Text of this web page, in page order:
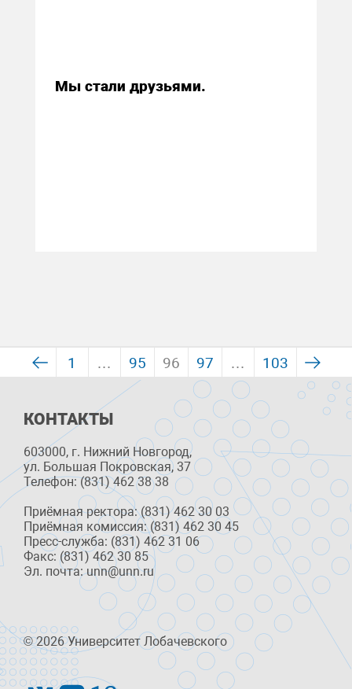
Мы стали друзьями.
1 … 95 96 97 … 103
КОНТАКТЫ
603000, г. Нижний Новгород,
ул. Большая Покровская, 37
Телефон: (831) 462 38 38
Приёмная ректора: (831) 462 30 03
Приёмная комиссия: (831) 462 30 45
Пресс-служба: (831) 462 31 06
Факс: (831) 462 30 85
Эл. почта: unn@unn.ru
© 2026 Университет Лобачевского